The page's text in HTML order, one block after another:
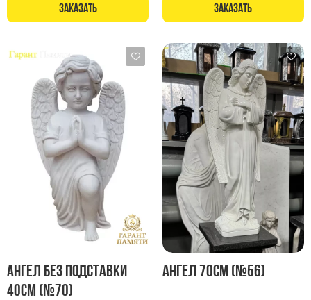
Заказать Заказать
Ангел без подставки
40см (№70)
Ангел 70см (№56)